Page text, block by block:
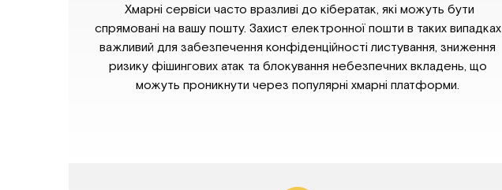
Хмарні сервіси часто вразливі до кібератак, які можуть бути
спрямовані на вашу пошту. Захист електронної пошти в таких випадках
важливий для забезпечення конфіденційності листування, зниження
ризику фішингових атак та блокування небезпечних вкладень, що
можуть проникнути через популярні хмарні платформи.